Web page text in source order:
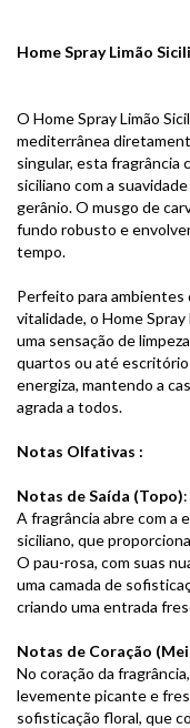
Home Spray Limão
O Home Spray Limão
mediterrânea
singular, esta fragrância
siciliano com a
gerânio. O musgo de
fundo robusto e
tempo.
Perfeito para ambientes
vitalidade, o Home
uma sensação de
quartos ou até
energiza, mantendo a
agrada a todos.
Notas Olfativas :
Notas de Saída (Topo):
A fragrância abre com a
siciliano, que
O pau-rosa, com suas
uma camada de
criando uma entrada
Notas de Coração
No coração da
levemente picante e
sofisticação floral, que